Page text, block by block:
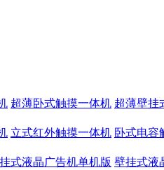
超薄卧式触摸一体机 超薄壁挂
立式红外触摸一体机 卧式电容
式液晶广告机单机版 壁挂式液